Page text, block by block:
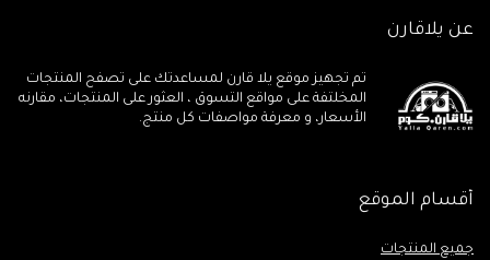
عن يلاقارن
تم تجهيز موقع يلا قارن لمساعدتك على تصفح المنتجات
المخلتفة على مواقع التسوق ، العثور على المنتجات، مقارنه
الأسعار، و معرفة مواصفات كل منتج.
أقسام الموقع
جميع المنتجات